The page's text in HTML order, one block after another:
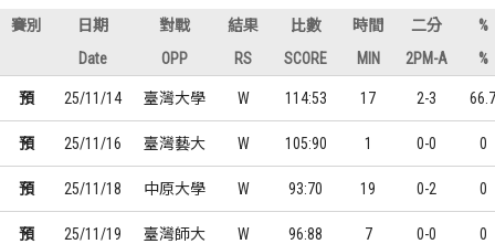
賽別 日期 對戰 結果 比數 時間 二分
%
Date
OPP RS SCORE MIN 2PM-A %
預 25/11/14 臺灣大學 W 114:53 17 2-3 66.7
預 25/11/16 臺灣藝大 W 105:90 1 0-0 0
預 25/11/18 中原大學 W 93:70 19 0-2 0
預 25/11/19 臺灣師大 W 96:88 7 0-0 0